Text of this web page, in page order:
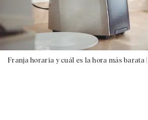
Franja horaria y cuál es la hora más barata |